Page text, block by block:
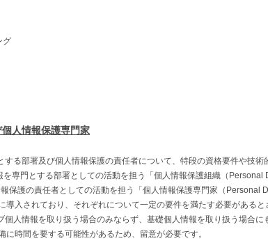
グ
人情報保護専門家
する部署及び個人情報保護の責任者について、特段の資格要件や技術
専門とする部署としての活動を担う「個人情報保護組織（Personal
保護の責任者としての活動を担う「個人情報保護専門家（Personal
導入されており、それぞれについて一定の要件を満たす必要があると
個人情報を取り扱う場合のみならず、基礎個人情報を取り扱う場合
に時間を要する可能性があるため、留意が必要です。